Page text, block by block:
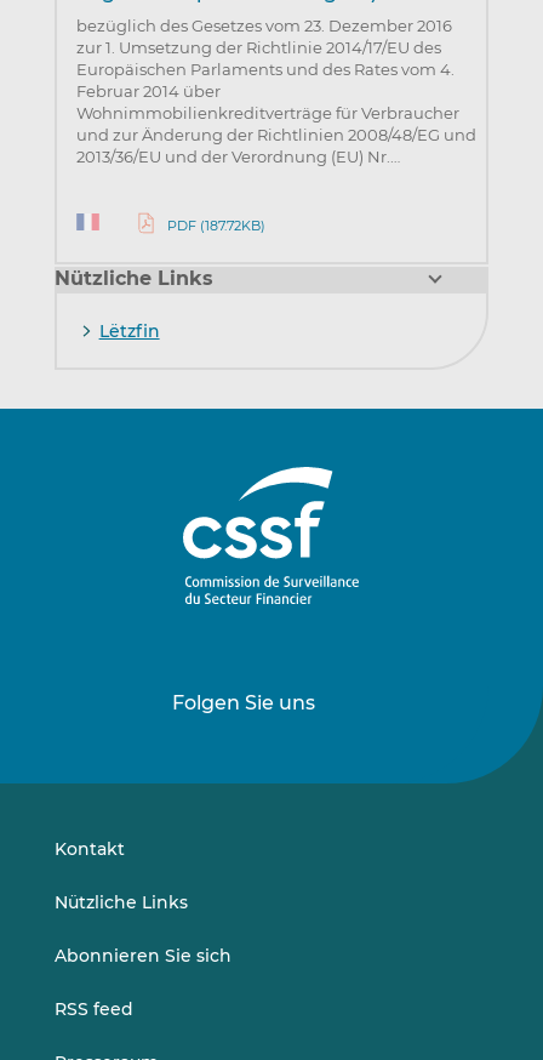
bezüglich des Gesetzes vom 23. Dezember 2016
zur 1. Umsetzung der Richtlinie 2014/17/ЕU des
Europäischen Parlaments und des Rates vom 4.
Februar 2014 über
Wohnimmobilienkreditverträge für Verbraucher
und zur Änderung der Richtlinien 2008/48/EG und
2013/36/EU und der Verordnung (EU) Nr.…
PDF (187.72KB)
Nützliche Links
Lëtzfin
Folgen Sie uns
uns
uns
Kontakt
Nützliche Links
Abonnieren Sie sich
RSS feed